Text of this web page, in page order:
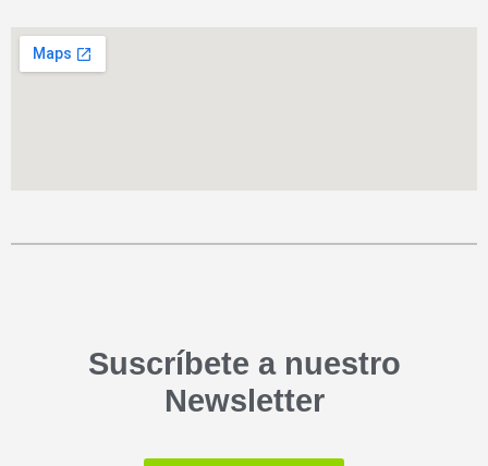
Suscríbete a nuestro
Newsletter